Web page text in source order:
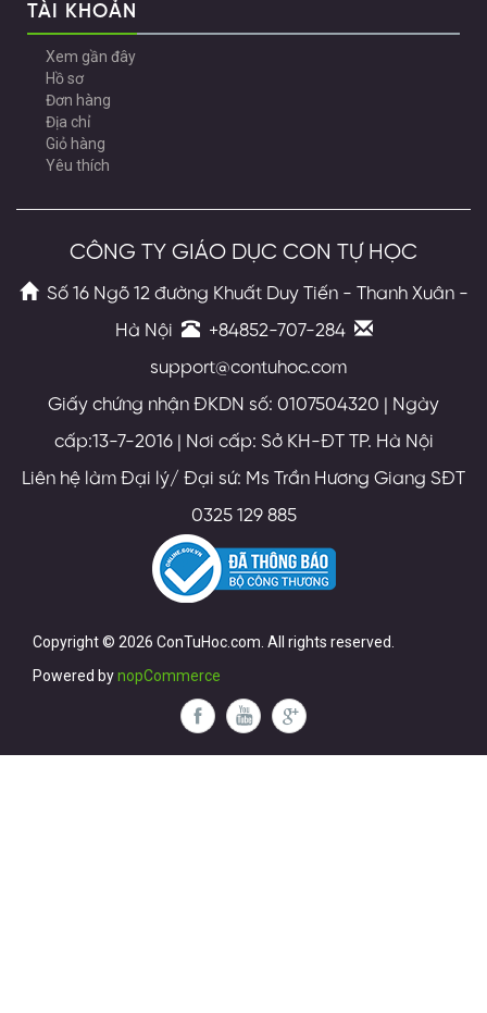
TÀI KHOẢN
Xem gần đây
Hồ sơ
Đơn hàng
Địa chỉ
Giỏ hàng
Yêu thích
CÔNG TY GIÁO DỤC CON TỰ HỌC
Số 16 Ngõ 12 đường Khuất Duy Tiến - Thanh Xuân -
Hà Nội
+84852-707-284
support@contuhoc.com
Giấy chứng nhận ĐKDN số: 0107504320 | Ngày
cấp:13-7-2016 | Nơi cấp: Sở KH-ĐT TP. Hà Nội
Liên hệ làm Đại lý/ Đại sứ: Ms Trần Hương Giang SĐT
0325 129 885
Copyright © 2026 ConTuHoc.com. All rights reserved.
Powered bynopCommerce